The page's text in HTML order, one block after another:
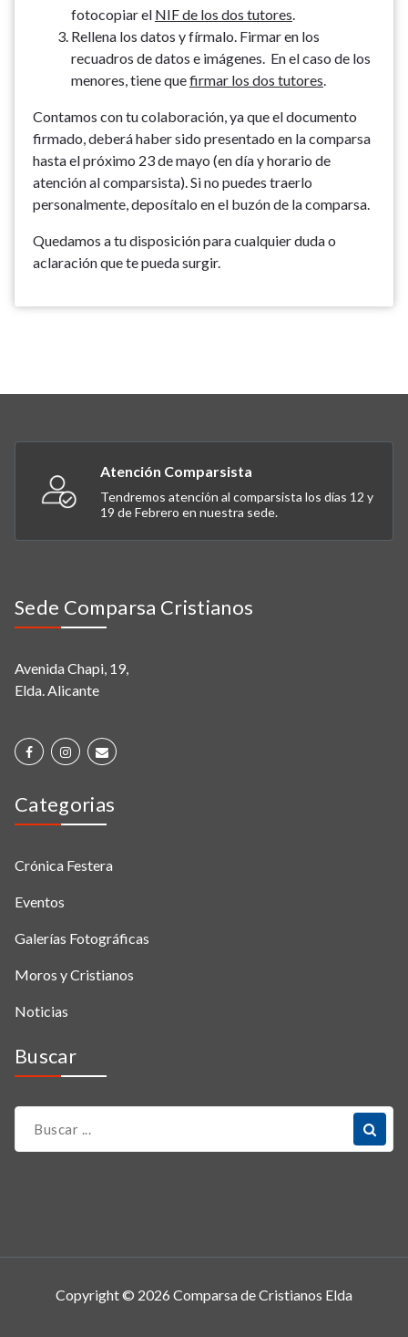
fotocopiar el NIF de los dos tutores.
Rellena los datos y fírmalo. Firmar en los
recuadros de datos e imágenes. En el caso de los
menores, tiene quefirmar los dos tutores.
Contamos con tu colaboración, ya que el documento
firmado, deberá haber sido presentado en la comparsa
hasta el próximo 23 de mayo (en día y horario de
atención al comparsista). Si no puedes traerlo
personalmente, deposítalo en el buzón de la comparsa.
Quedamos a tu disposición para cualquier duda o
aclaración que te pueda surgir.
Atención Comparsista
Tendremos atención al comparsista los días 12 y
19 de Febrero en nuestra sede.
Sede Comparsa Cristianos
Avenida Chapi, 19,
Elda. Alicante
Categorias
Crónica Festera
Eventos
Galerías Fotográficas
Moros y Cristianos
Noticias
Buscar
Copyright © 2026 Comparsa de Cristianos Elda